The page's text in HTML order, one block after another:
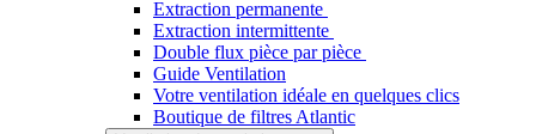
Extraction permanente
Extraction intermittente
Double flux pièce par pièce
Guide Ventilation
Votre ventilation idéale en quelques clics
Boutique de filtres Atlantic